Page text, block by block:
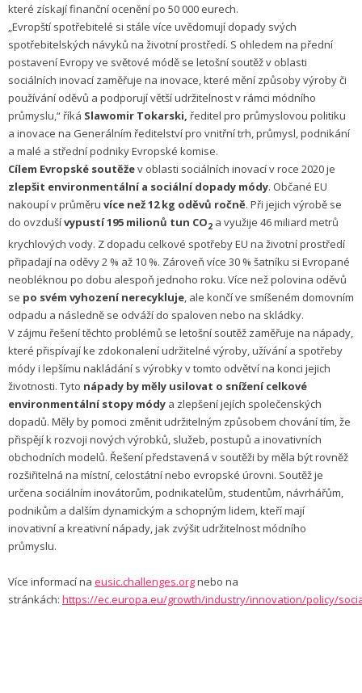
které získají finanční ocenění po 50 000 eurech.
„Evropští spotřebitelé si stále více uvědomují dopady svých
spotřebitelských návyků na životní prostředí. S ohledem na přední
postavení Evropy ve světové módě se letošní soutěž v oblasti
sociálních inovací zaměřuje na inovace, které mění způsoby výroby či
používání oděvů a podporují větší udržitelnost v rámci módního
průmyslu,“ říká Slawomir Tokarski, ředitel pro průmyslovou politiku
a inovace na Generálním ředitelství pro vnitřní trh, průmysl, podnikání
a malé a střední podniky Evropské komise.
Cílem Evropské soutěžev oblasti sociálních inovací v roce 2020 je
zlepšit environmentální a sociální dopady módy. Občané EU
nakoupí v průměru více než 12 kg oděvů ročně. Při jejich výrobě se
do ovzdušívypustí 195 milionů tun CO2 a využije 46 miliard metrů
krychlových vody. Z dopadu celkové spotřeby EU na životní prostředí
připadají na oděvy 2 % až 10 %. Zároveň více 30 % šatníku si Evropané
neobléknou po dobu alespoň jednoho roku. Více než polovina oděvů
se po svém vyhození nerecykluje, ale končí ve smíšeném domovním
odpadu a následně se odváží do spaloven nebo na skládky.
V zájmu řešení těchto problémů se letošní soutěž zaměřuje na nápady,
které přispívají ke zdokonalení udržitelné výroby, užívání a spotřeby
módy i lepšímu nakládání s výrobky v tomto odvětví na konci jejich
životnosti. Tyto nápady by měly usilovat o snížení celkové
environmentální stopy módy a zlepšení jejích společenských
dopadů. Měly by pomoci změnit udržitelným způsobem chování tím, že
přispějí k rozvoji nových výrobků, služeb, postupů a inovativních
obchodních modelů. Řešení představená v soutěži by měla být rovněž
rozšiřitelná na místní, celostátní nebo evropské úrovni. Soutěž je
určena sociálním inovátorům, podnikatelům, studentům, návrhářům,
podnikům a dalším dynamickým a schopným lidem, kteří mají
inovativní a kreativní nápady, jak zvýšit udržitelnost módního
průmyslu.
Více informací na eusic.challenges.orgnebo na
stránkách: https://ec.europa.eu/growth/industry/innovation/policy/